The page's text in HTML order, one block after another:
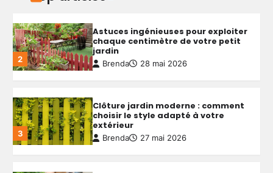
3
Clôture jardin moderne : comment
choisir le style adapté à votre
extérieur
Brenda 27 mai 2026
4
Aménager un balcon fleuri :
astuces pour réussir votre espace
extérieur
Brenda 5 mai 2026